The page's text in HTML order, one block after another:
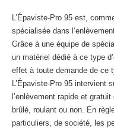
L’Épaviste-Pro 95 est,
spécialisée dans
Grâce à une équipe de
un matériel dédié à ce type
effet à toute demande de ce
L’Épaviste-Pro 95 intervient
l’enlèvement rapide et
brûlé, roulant ou non. En
particuliers, de société, les